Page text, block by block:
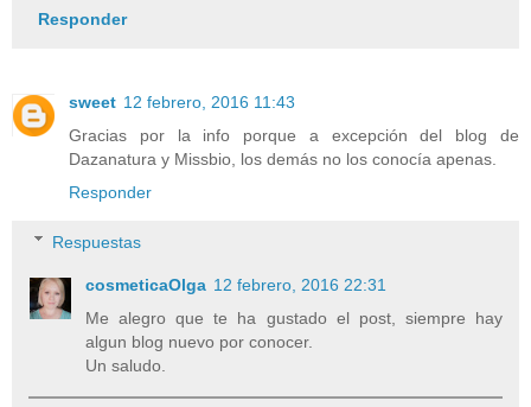
Responder
sweet 12 febrero, 2016 11:43
Gracias por la info porque a excepción del blog de
Dazanatura y Missbio, los demás no los conocía apenas.
Responder
Respuestas
cosmeticaOlga 12 febrero, 2016 22:31
Me alegro que te ha gustado el post, siempre hay
algun blog nuevo por conocer.
Un saludo.